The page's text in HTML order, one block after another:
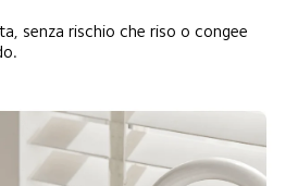
senza rischio che riso o congee